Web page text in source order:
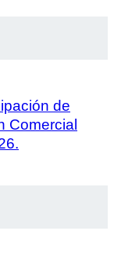
de
Comercial